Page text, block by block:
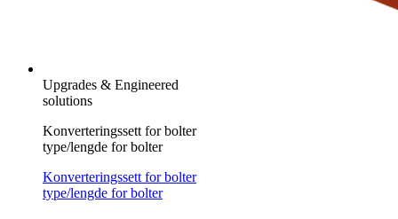
Upgrades & Engineered
solutions
Konverteringssett for bolter
type/lengde for bolter
Konverteringssett for bolter
type/lengde for bolter